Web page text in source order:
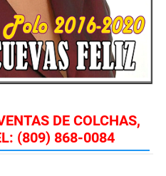
DE COLCHAS,
(809) 868-0084